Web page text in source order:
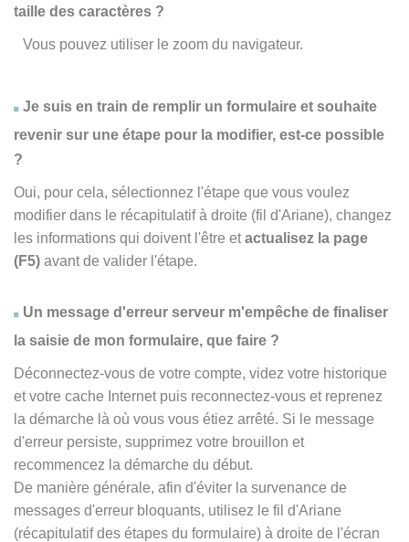
taille des caractères ?
Vous pouvez utiliser le zoom du navigateur.
Je suis en train de remplir un formulaire et souhaite
revenir sur une étape pour la modifier, est-ce possible
?
Oui, pour cela, sélectionnez l'étape que vous voulez
modifier dans le récapitulatif à droite (fil d'Ariane), changez
les informations qui doivent l'être etactualisez la page
(F5) avant de valider l'étape.
Un message d'erreur serveur m'empêche de finaliser
la saisie de mon formulaire, que faire ?
Déconnectez-vous de votre compte, videz votre historique
et votre cache Internet puis reconnectez-vous et reprenez
la démarche là où vous vous étiez arrêté. Si le message
d'erreur persiste, supprimez votre brouillon et
recommencez la démarche du début.
De manière générale, afin d'éviter la survenance de
messages d'erreur bloquants, utilisez le fil d'Ariane
(récapitulatif des étapes du formulaire) à droite de l'écran